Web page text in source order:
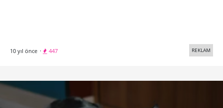
10 yıl önce · 447 REKLAM